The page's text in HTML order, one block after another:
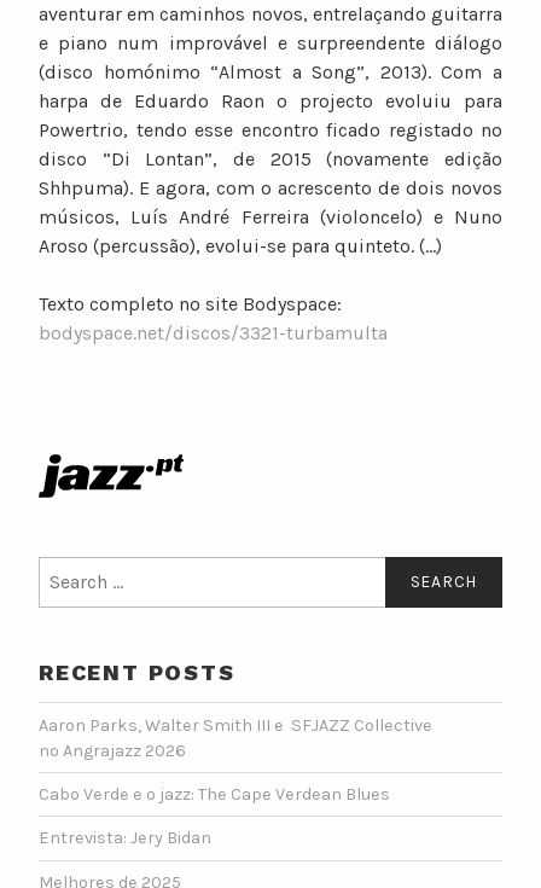
aventurar em caminhos novos, entrelaçando guitarra
e piano num improvável e surpreendente diálogo
(disco homónimo “Almost a Song”, 2013). Com a
harpa de Eduardo Raon o projecto evoluiu para
Powertrio, tendo esse encontro ficado registado no
disco “Di Lontan”, de 2015 (novamente edição
Shhpuma). E agora, com o acrescento de dois novos
músicos, Luís André Ferreira (violoncelo) e Nuno
Aroso (percussão), evolui-se para quinteto. (…)
Texto completo no site Bodyspace:
bodyspace.net/discos/3321-turbamulta
for:
RECENT POSTS
Aaron Parks, Walter Smith III e SFJAZZ Collective
no Angrajazz 2026
Cabo Verde e o jazz: The Cape Verdean Blues
Entrevista: Jery Bidan
Melhores de 2025